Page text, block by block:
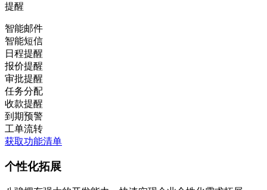
提醒
智能邮件
智能短信
日程提醒
报价提醒
审批提醒
任务分配
收款提醒
到期预警
工单流转
获取功能清单
个性化拓展